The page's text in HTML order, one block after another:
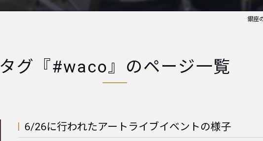
銀座
タグ『#waco』のページ一覧
6/26に行われたアートライブイベントの様子